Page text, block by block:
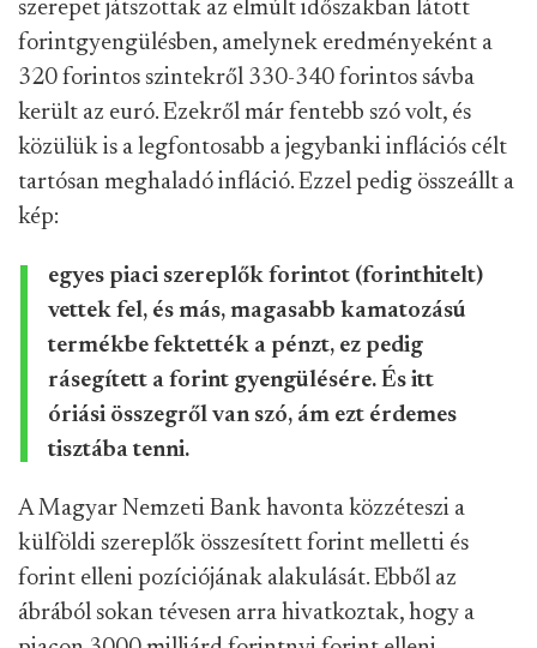
szerepet játszottak az elmúlt időszakban látott
forintgyengülésben, amelynek eredményeként a
320 forintos szintekről 330-340 forintos sávba
került az euró. Ezekről már fentebb szó volt, és
közülük is a legfontosabb a jegybanki inflációs célt
tartósan meghaladó infláció. Ezzel pedig összeállt a
kép:
egyes piaci szereplők forintot (forinthitelt)
vettek fel, és más, magasabb kamatozású
termékbe fektették a pénzt, ez pedig
rásegített a forint gyengülésére. És itt
óriási összegről van szó, ám ezt érdemes
tisztába tenni.
A Magyar Nemzeti Bank havonta közzéteszi a
külföldi szereplők összesített forint melletti és
forint elleni pozíciójának alakulását. Ebből az
ábrából sokan tévesen arra hivatkoztak, hogy a